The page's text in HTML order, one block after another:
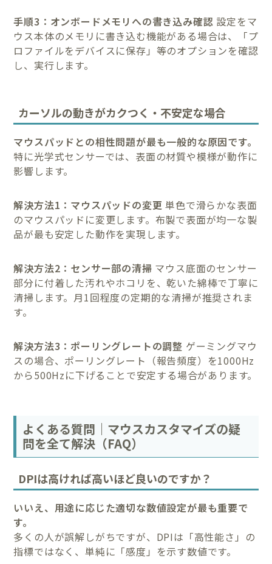
手順3：オンボードメモリへの書き込み確認 設定をマ
ウス本体のメモリに書き込む機能がある場合は、「プ
ロファイルをデバイスに保存」等のオプションを確認
し、実行します。
カーソルの動きがカクつく・不安定な場合
マウスパッドとの相性問題が最も一般的な原因です。
特に光学式センサーでは、表面の材質や模様が動作に
影響します。
解決方法1：マウスパッドの変更 単色で滑らかな表面
のマウスパッドに変更します。布製で表面が均一な製
品が最も安定した動作を実現します。
解決方法2：センサー部の清掃 マウス底面のセンサー
部分に付着した汚れやホコリを、乾いた綿棒で丁寧に
清掃します。月1回程度の定期的な清掃が推奨されま
す。
解決方法3：ポーリングレートの調整 ゲーミングマウ
スの場合、ポーリングレート（報告頻度）を1000Hz
から500Hzに下げることで安定する場合があります。
よくある質問｜マウスカスタマイズの疑
問を全て解決（FAQ）
DPIは高ければ高いほど良いのですか？
いいえ、用途に応じた適切な数値設定が最も重要で
す。
多くの人が誤解しがちですが、DPIは「高性能さ」の
指標ではなく、単純に「感度」を示す数値です。